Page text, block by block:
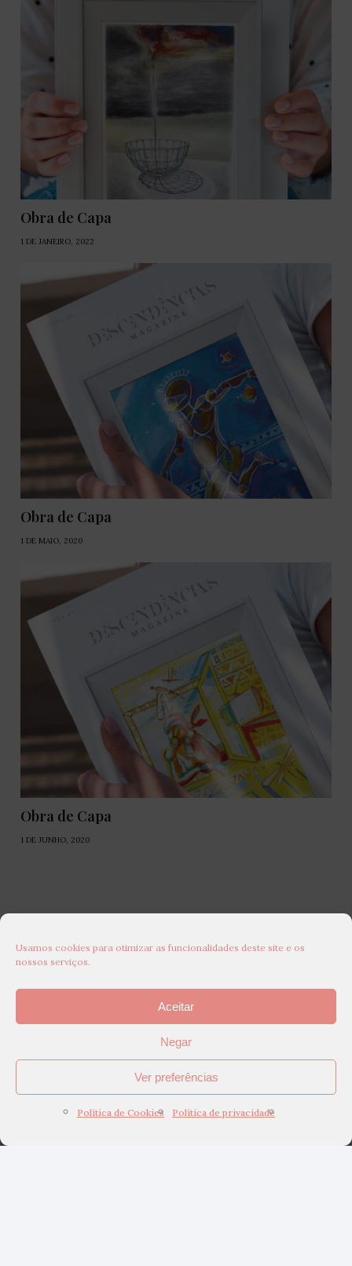
Usamos cookies para otimizar as funcionalidades deste site e os
nossos serviços.
Aceitar
Negar
Ver preferências
Política de Cookies Política de privacidade
Obra de Capa
1 DE JANEIRO, 2022
Obra de Capa
1 DE MAIO, 2020
Obra de Capa
1 DE JUNHO, 2020